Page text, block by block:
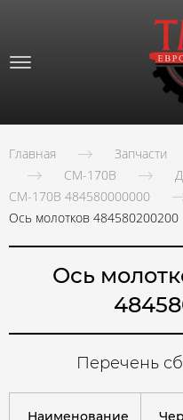
Главная Запчасти
СМ-170В
СМ-170В 484580000000
Ось молотков 484580200200
Ось
Перечень
Наименование